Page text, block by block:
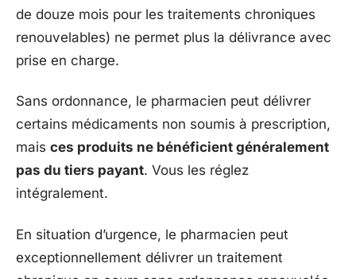
de douze mois pour les traitements chroniques
renouvelables) ne permet plus la délivrance avec
prise en charge.
Sans ordonnance, le pharmacien peut délivrer
certains médicaments non soumis à prescription,
mais ces produits ne bénéficient généralement
pas du tiers payant. Vous les réglez
intégralement.
En situation d’urgence, le pharmacien peut
exceptionnellement délivrer un traitement